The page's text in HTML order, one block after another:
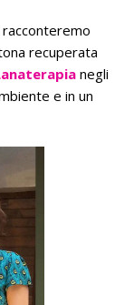
recuperata
negli
e in un